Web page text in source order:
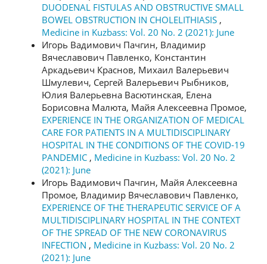
DUODENAL FISTULAS AND OBSTRUCTIVE SMALL
BOWEL OBSTRUCTION IN CHOLELITHIASIS ,
Medicine in Kuzbass: Vol. 20 No. 2 (2021): June
Игорь Вадимович Пачгин, Владимир
Вячеславович Павленко, Константин
Аркадьевич Краснов, Михаил Валерьевич
Шмулевич, Сергей Валерьевич Рыбников,
Юлия Валерьевна Васютинская, Елена
Борисовна Малюта, Майя Алексеевна Промое,
EXPERIENCE IN THE ORGANIZATION OF MEDICAL
CARE FOR PATIENTS IN A MULTIDISCIPLINARY
HOSPITAL IN THE CONDITIONS OF THE COVID-19
PANDEMIC , Medicine in Kuzbass: Vol. 20 No. 2
(2021): June
Игорь Вадимович Пачгин, Майя Алексеевна
Промое, Владимир Вячеславович Павленко,
EXPERIENCE OF THE THERAPEUTIC SERVICE OF A
MULTIDISCIPLINARY HOSPITAL IN THE CONTEXT
OF THE SPREAD OF THE NEW CORONAVIRUS
INFECTION , Medicine in Kuzbass: Vol. 20 No. 2
(2021): June